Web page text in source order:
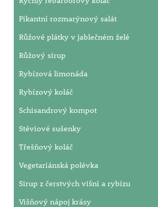
Pikantní rozmarýnový salát
Růžové plátky v jablečném želé
Růžový sirup
Rybízová limonáda
Rybízový koláč
Schisandrový kompot
Stéviové sušenky
Třešňový koláč
Vegetariánská polévka
Sirup z čerstvých višní a rybízu
Višňový nápoj krásy